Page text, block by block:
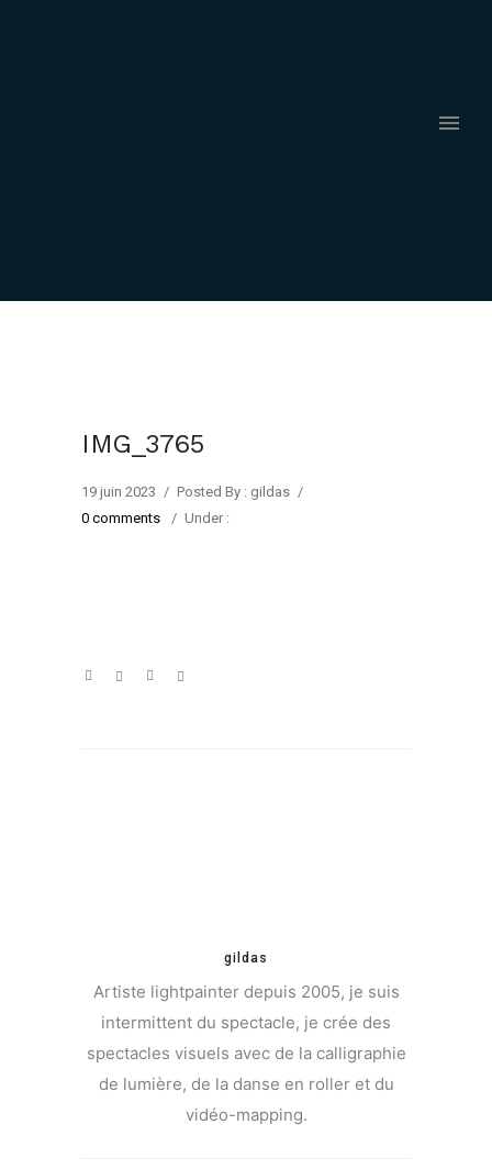
IMG_3765
19 juin 2023 / Posted By : gildas /
0 comments
/ Under :
gildas
Artiste lightpainter depuis 2005, je suis
intermittent du spectacle, je crée des
spectacles visuels avec de la calligraphie
de lumière, de la danse en roller et du
vidéo-mapping.